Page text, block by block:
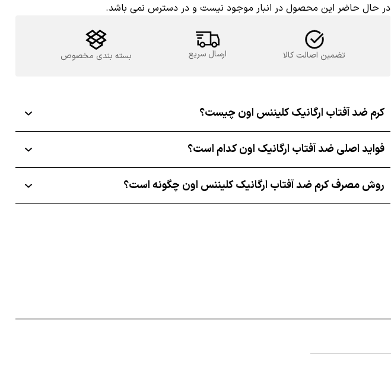
در حال حاضر این محصول در انبار موجود نیست و در دسترس نمی باشد.
تضمین اصالت کالا ارسال سریع بسته بندی مخصوص
کرم ضد آفتاب ارگانیک کلیننس اون چیست؟
فواید اصلی ضد آفتاب ارگانیک اون کدام است؟
روش مصرف کرم ضد آفتاب ارگانیک کلیننس اون چگونه است؟